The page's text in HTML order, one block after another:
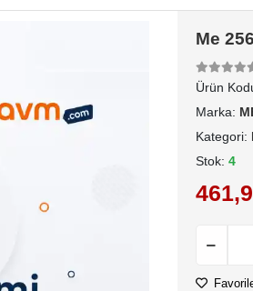
Me
Ürün
Marka:
Kategori:
Stok: 4